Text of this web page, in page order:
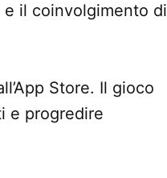
e il coinvolgimento di
Store. Il gioco
e progredire